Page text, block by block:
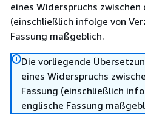
eines Widerspruchs
(einschließlich infolge von
Fassung maßgeblich.
Die vorliegende
eines Widerspruchs
Fassung (einschließlich
englische Fassung